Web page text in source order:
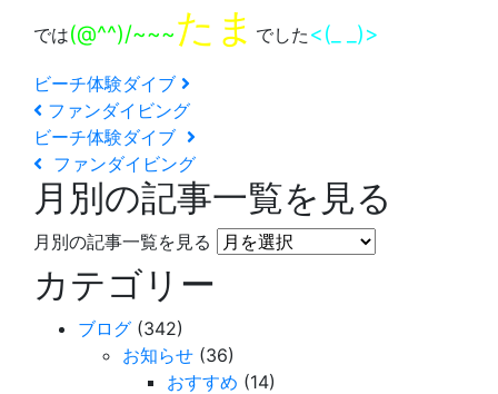
では(@^^)/~~~たま でした <(_ _)>
ビーチ体験ダイブ
ファンダイビング
ビーチ体験ダイブ
ファンダイビング
月別の記事一覧を見る
月別の記事一覧を見る
カテゴリー
ブログ (342)
お知らせ (36)
おすすめ (14)